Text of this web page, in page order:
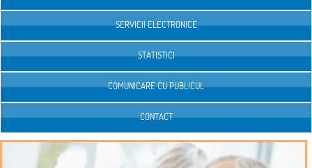
SERVICII ELECTRONICE
STATISTICI
COMUNICARE CU PUBLICUL
CONTACT